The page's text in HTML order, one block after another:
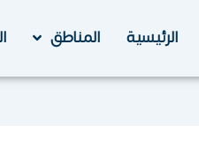
الرئيسية المناطق